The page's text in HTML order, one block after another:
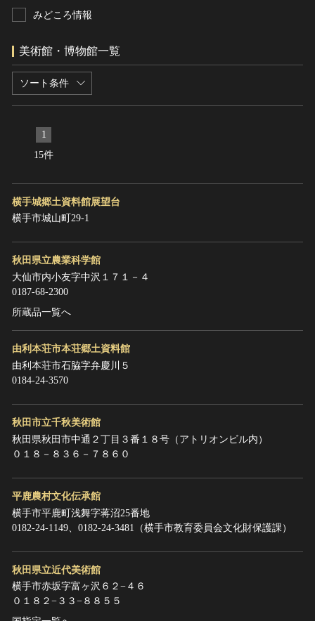
みどころ情報
美術館・博物館一覧
ソート条件
15件
1
横手城郷土資料館展望台
横手市城山町29-1
秋田県立農業科学館
大仙市内小友字中沢１７１－４
0187-68-2300
所蔵品一覧へ
由利本荘市本荘郷土資料館
由利本荘市石脇字弁慶川５
0184-24-3570
秋田市立千秋美術館
秋田県秋田市中通２丁目３番１８号（アトリオンビル内）
０１８－８３６－７８６０
平鹿農村文化伝承館
横手市平鹿町浅舞字蒋沼25番地
0182‐24‐1149、0182‐24‐3481（横手市教育委員会文化財保護課）
秋田県立近代美術館
横手市赤坂字富ヶ沢６２−４６
０１８２−３３−８８５５